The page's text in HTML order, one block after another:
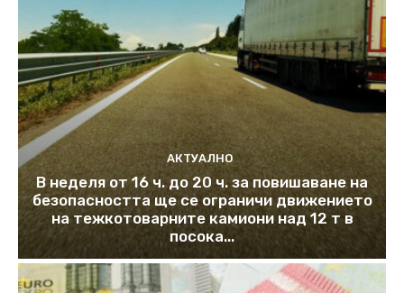
АКТУАЛНО
В неделя от 16 ч. до 20 ч. за повишаване на
безопасността ще се ограничи движението
на тежкотоварните камиони над 12 т в
посока...